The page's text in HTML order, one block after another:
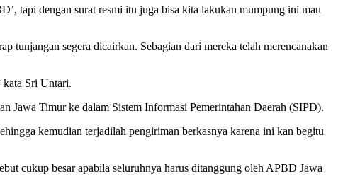
tapi dengan surat resmi itu juga bisa kita lakukan mumpung ini mau
tunjangan segera dicairkan. Sebagian dari mereka telah merencanakan
kata Sri Untari.
Jawa Timur ke dalam Sistem Informasi Pemerintahan Daerah (SIPD).
kemudian terjadilah pengiriman berkasnya karena ini kan begitu
cukup besar apabila seluruhnya harus ditanggung oleh APBD Jawa